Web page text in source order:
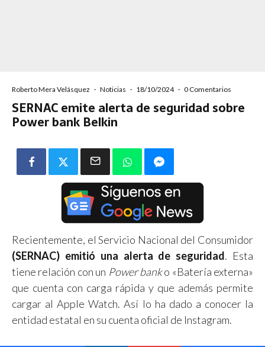
Roberto Mera Velásquez · Noticias · 18/10/2024 · 0 Comentarios
SERNAC emite alerta de seguridad sobre
Power bank Belkin
Recientemente, el Servicio Nacional del Consumidor
(SERNAC) emitió una alerta de seguridad. Esta
tiene relación con un Power banko «Batería externa»
que cuenta con carga rápida y que además permite
cargar al Apple Watch. Así lo ha dado a conocer la
entidad estatal en su cuenta oficial de Instagram.